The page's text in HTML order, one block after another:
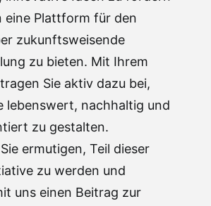
eine Plattform für den
zukunftsweisende
zu bieten. Mit Ihrem
Sie aktiv dazu bei,
lebenswert, nachhaltig und
zu gestalten.
ermutigen, Teil dieser
zu werden und
uns einen Beitrag zur